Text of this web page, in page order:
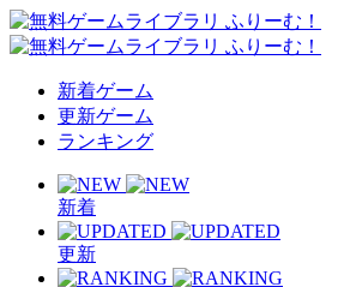
新着ゲーム
更新ゲーム
ランキング
新着
更新